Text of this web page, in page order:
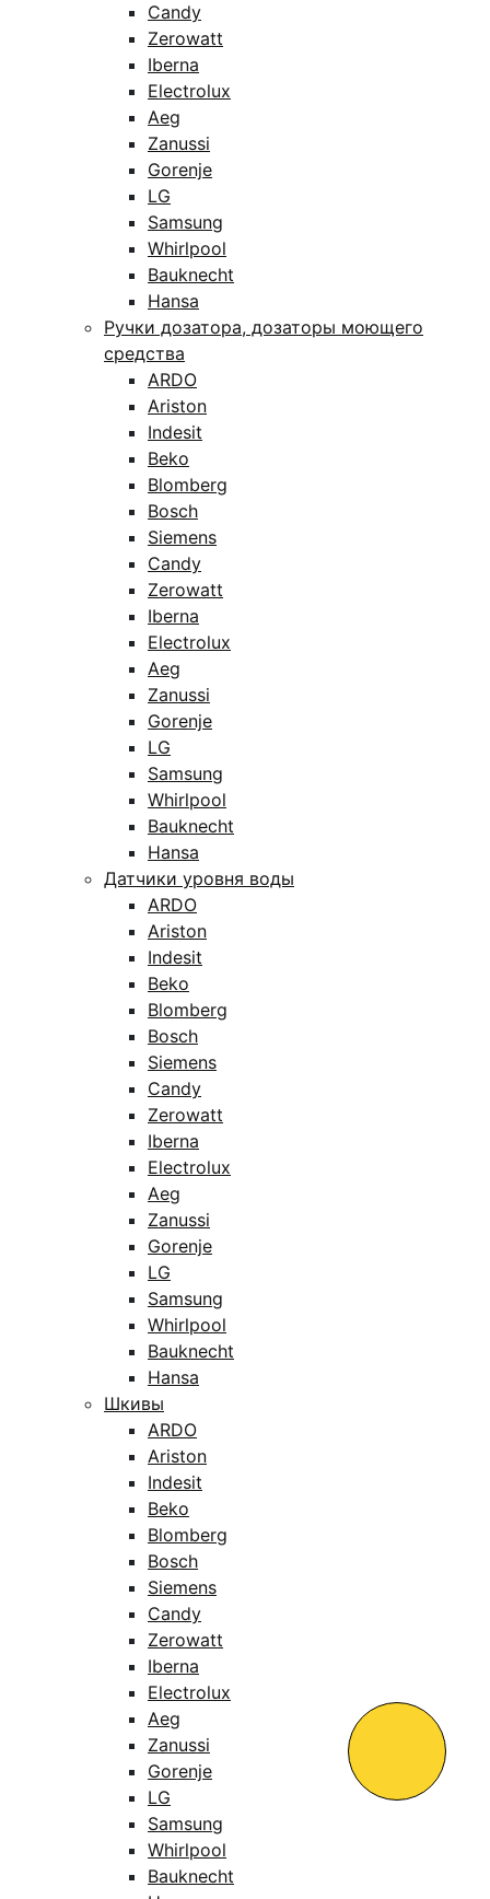
Candy
Zerowatt
Iberna
Electrolux
Aeg
Zanussi
Gorenje
LG
Samsung
Whirlpool
Bauknecht
Hansa
Ручки дозатора, дозаторы моющего
средства
ARDO
Ariston
Indesit
Beko
Blomberg
Bosch
Siemens
Candy
Zerowatt
Iberna
Electrolux
Aeg
Zanussi
Gorenje
LG
Samsung
Whirlpool
Bauknecht
Hansa
Датчики уровня воды
ARDO
Ariston
Indesit
Beko
Blomberg
Bosch
Siemens
Candy
Zerowatt
Iberna
Electrolux
Aeg
Zanussi
Gorenje
LG
Samsung
Whirlpool
Bauknecht
Hansa
Шкивы
ARDO
Ariston
Indesit
Beko
Blomberg
Bosch
Siemens
Candy
Zerowatt
Iberna
Electrolux
Aeg
Zanussi
Gorenje
LG
Samsung
Whirlpool
Bauknecht